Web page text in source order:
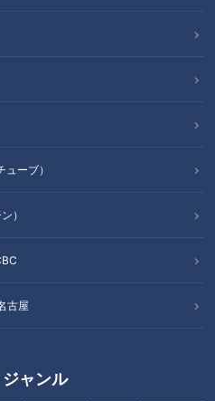
ーブ）
）
古屋
ジャンル
おすすめ
「奥琵琶湖パークウェイ」がで
きるまで孤立…“独自の法律”を
近鉄特急「ひのとり」展望席最